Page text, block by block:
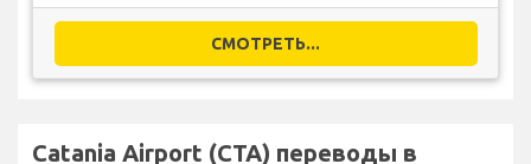
СМОТРЕТЬ...
Catania Airport (CTA) переводы в